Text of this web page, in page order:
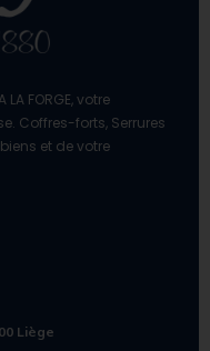
FORGE, votre
Coffres-forts, Serrures
et de votre
Liège